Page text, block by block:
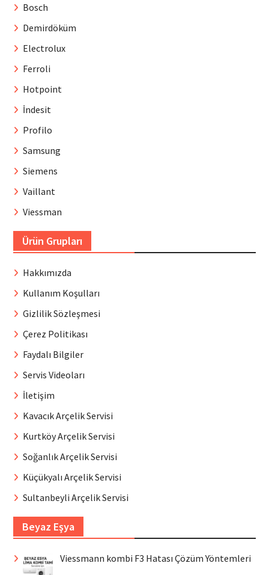
Bosch
Demirdöküm
Electrolux
Ferroli
Hotpoint
İndesit
Profilo
Samsung
Siemens
Vaillant
Viessman
Ürün Grupları
Hakkımızda
Kullanım Koşulları
Gizlilik Sözleşmesi
Çerez Politikası
Faydalı Bilgiler
Servis Videoları
İletişim
Kavacık Arçelik Servisi
Kurtköy Arçelik Servisi
Soğanlık Arçelik Servisi
Küçükyalı Arçelik Servisi
Sultanbeyli Arçelik Servisi
Beyaz Eşya
Viessmann kombi F3 Hatası Çözüm Yöntemleri